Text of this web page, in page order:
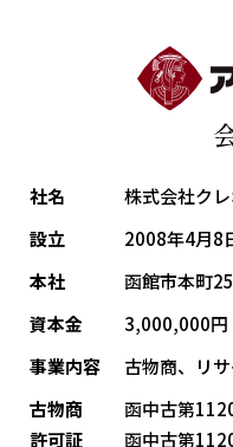
社名
株式会社ク
設立
2008年4月8
本社
函館市本町
資本金
3,000,000円
事業内容
古物商、リ
古物商
許可証
函中古第
函中古第